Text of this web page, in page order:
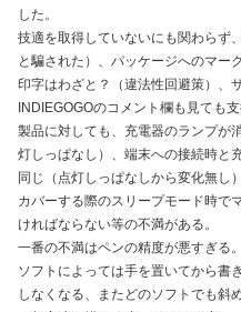
した。
技適を取得していないにも関わらず
と騙された）、パッケージへのマー
印字はわざと？（違法性回避策）、
INDIEGOGOのコメント欄も見ても
製品に対しても、充電器のランプが
灯しっぱなし）、端末への接続時と
同じ（点灯しっぱなしから変化無し
カバーする際のスリープモード時で
ければならない等の不満がある。
一番の不満はペンの精度が悪すぎる。
ソフトによっては手を置いてから書
しなくなる、またどのソフトでも斜